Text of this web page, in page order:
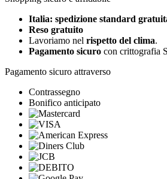
Italia: spedizione standard
Reso gratuito
Lavoriamo nel rispetto del clima.
Pagamento sicuro con crittografia
Pagamento sicuro attraverso
Contrassegno
Bonifico anticipato